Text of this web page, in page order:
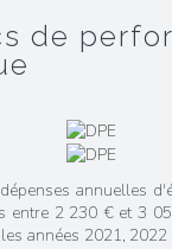
annuelles
entre 2 230 € et 3
années 2021,